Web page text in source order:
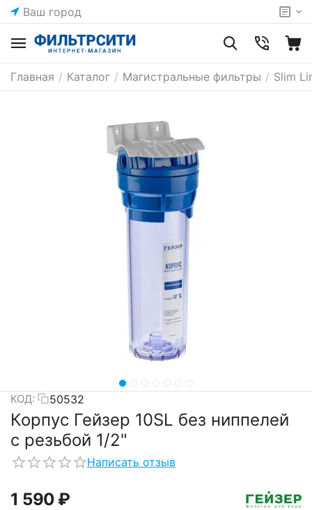
Ваш город
Главная / Каталог / Магистральные фильтры / Slim
КОД: 50532
Корпус Гейзер 10SL без ниппелей
с резьбой 1/2"
Написать отзыв
1 590 ₽